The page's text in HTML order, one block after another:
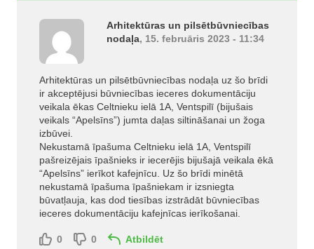
Arhitektūras un pilsētbūvniecības
nodaļa, 15. februāris 2023 - 11:34
Arhitektūras un pilsētbūvniecības nodaļa uz šo brīdi
ir akceptējusi būvniecības ieceres dokumentāciju
veikala ēkas Celtnieku ielā 1A, Ventspilī (bijušais
veikals “Apelsīns”) jumta daļas siltināšanai un žoga
izbūvei.
Nekustamā īpašuma Celtnieku ielā 1A, Ventspilī
pašreizējais īpašnieks ir iecerējis bijušajā veikala ēkā
“Apelsīns” ierīkot kafejnīcu. Uz šo brīdi minētā
nekustamā īpašuma īpašniekam ir izsniegta
būvatļauja, kas dod tiesības izstrādāt būvniecības
ieceres dokumentāciju kafejnīcas ierīkošanai.
0 0 Atbildēt